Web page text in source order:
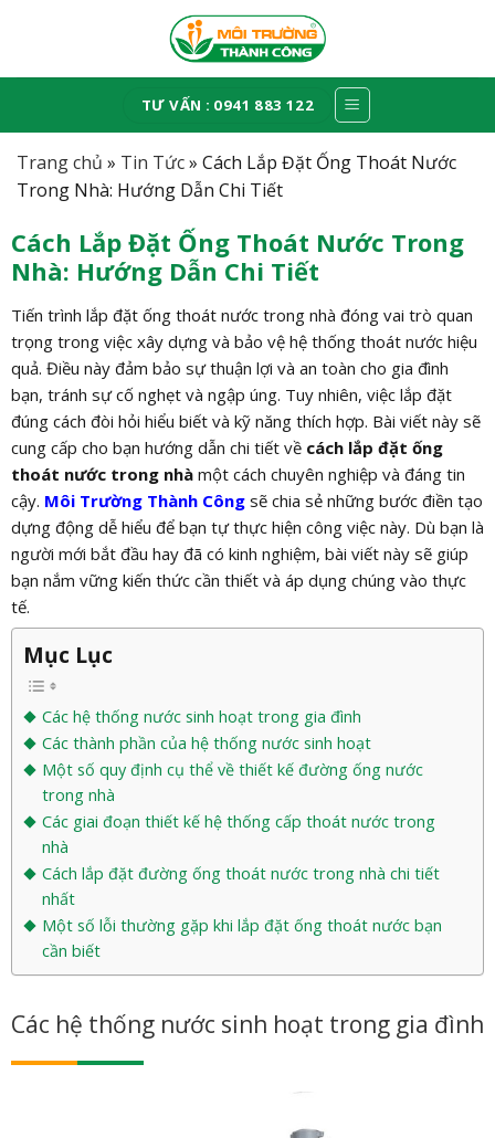
TƯ VẤN : 0941 883 122
Trang chủ » Tin Tức» Cách Lắp Đặt Ống Thoát Nước
Trong Nhà: Hướng Dẫn Chi Tiết
Cách Lắp Đặt Ống Thoát Nước Trong
Nhà: Hướng Dẫn Chi Tiết
Tiến trình lắp đặt ống thoát nước trong nhà đóng vai trò quan
trọng trong việc xây dựng và bảo vệ hệ thống thoát nước hiệu
quả. Điều này đảm bảo sự thuận lợi và an toàn cho gia đình
bạn, tránh sự cố nghẹt và ngập úng. Tuy nhiên, việc lắp đặt
đúng cách đòi hỏi hiểu biết và kỹ năng thích hợp. Bài viết này sẽ
cung cấp cho bạn hướng dẫn chi tiết về cách lắp đặt ống
thoát nước trong nhàmột cách chuyên nghiệp và đáng tin
cậy. Môi Trường Thành Côngsẽ chia sẻ những bước điền tạo
dựng động dễ hiểu để bạn tự thực hiện công việc này. Dù bạn là
người mới bắt đầu hay đã có kinh nghiệm, bài viết này sẽ giúp
bạn nắm vững kiến thức cần thiết và áp dụng chúng vào thực
tế.
Mục Lục
Các hệ thống nước sinh hoạt trong gia đình
Các thành phần của hệ thống nước sinh hoạt
Một số quy định cụ thể về thiết kế đường ống nước
trong nhà
Các giai đoạn thiết kế hệ thống cấp thoát nước trong
nhà
Cách lắp đặt đường ống thoát nước trong nhà chi tiết
nhất
Một số lỗi thường gặp khi lắp đặt ống thoát nước bạn
cần biết
Các hệ thống nước sinh hoạt trong gia đình